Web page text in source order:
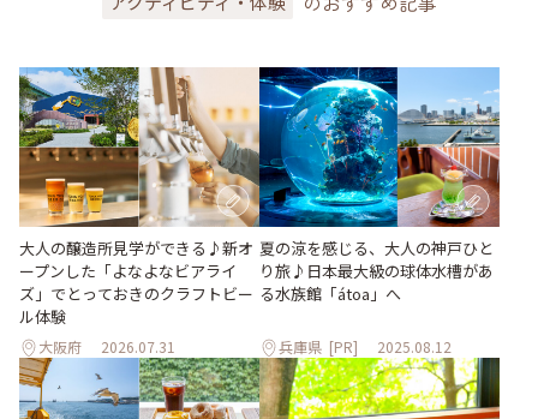
大人の醸造所見学ができる♪新オ
ープンした「よなよなビアライ
ズ」でとっておきのクラフトビー
ル体験
大阪府 2026.07.31
夏の涼を感じる、大人の神戸ひと
り旅♪日本最大級の球体水槽があ
る水族館「átoa」へ
兵庫県 [PR] 2025.08.12